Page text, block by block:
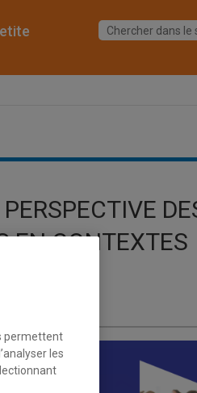
EN CONTEXTES
permettent
les